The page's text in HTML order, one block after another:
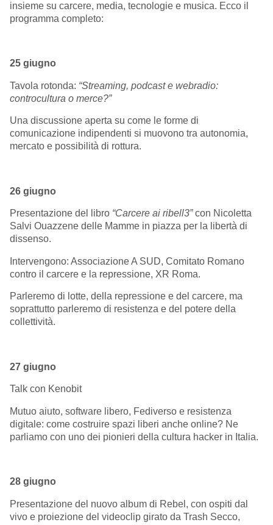
insieme su carcere, media, tecnologie e musica. Ecco il
programma completo:
25 giugno
Tavola rotonda: “Streaming, podcast e webradio:
controcultura o merce?”
Una discussione aperta su come le forme di
comunicazione indipendenti si muovono tra autonomia,
mercato e possibilità di rottura.
26 giugno
Presentazione del libro “Carcere ai ribell3”con Nicoletta
Salvi Ouazzene delle Mamme in piazza per la libertà di
dissenso.
Intervengono: Associazione A SUD, Comitato Romano
contro il carcere e la repressione, XR Roma.
Parleremo di lotte, della repressione e del carcere, ma
soprattutto parleremo di resistenza e del potere della
collettività.
27 giugno
Talk con Kenobit
Mutuo aiuto, software libero, Fediverso e resistenza
digitale: come costruire spazi liberi anche online? Ne
parliamo con uno dei pionieri della cultura hacker in Italia.
28 giugno
Presentazione del nuovo album di Rebel, con ospiti dal
vivo e proiezione del videoclip girato da Trash Secco,